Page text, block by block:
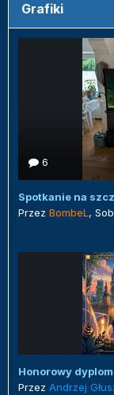
Grafiki
6
Spotkanie na
Przez BombeL ,
Przez Andrzej